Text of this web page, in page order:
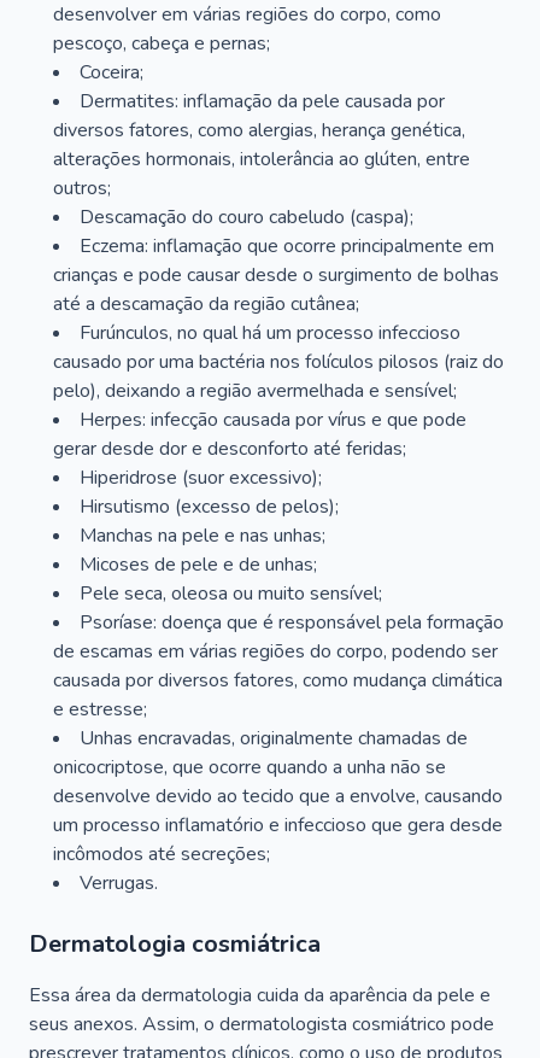
desenvolver em várias regiões do corpo, como
pescoço, cabeça e pernas;
Coceira;
Dermatites: inflamação da pele causada por
diversos fatores, como alergias, herança genética,
alterações hormonais, intolerância ao glúten, entre
outros;
Descamação do couro cabeludo (caspa);
Eczema: inflamação que ocorre principalmente em
crianças e pode causar desde o surgimento de bolhas
até a descamação da região cutânea;
Furúnculos, no qual há um processo infeccioso
causado por uma bactéria nos folículos pilosos (raiz do
pelo), deixando a região avermelhada e sensível;
Herpes: infecção causada por vírus e que pode
gerar desde dor e desconforto até feridas;
Hiperidrose (suor excessivo);
Hirsutismo (excesso de pelos);
Manchas na pele e nas unhas;
Micoses de pele e de unhas;
Pele seca, oleosa ou muito sensível;
Psoríase: doença que é responsável pela formação
de escamas em várias regiões do corpo, podendo ser
causada por diversos fatores, como mudança climática
e estresse;
Unhas encravadas, originalmente chamadas de
onicocriptose, que ocorre quando a unha não se
desenvolve devido ao tecido que a envolve, causando
um processo inflamatório e infeccioso que gera desde
incômodos até secreções;
Verrugas.
Dermatologia cosmiátrica
Essa área da dermatologia cuida da aparência da pele e
seus anexos. Assim, o dermatologista cosmiátrico pode